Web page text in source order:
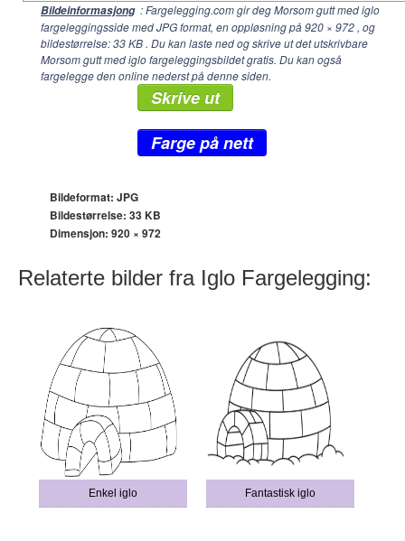
Bildeinformasjong : Fargelegging.com gir deg Morsom gutt med iglo
fargeleggingsside med JPG format, en oppløsning på920 × 972 , og
bildestørrelse: 33 KB . Du kan laste ned og skrive ut det utskrivbare
Morsom gutt med iglo fargeleggingsbildet gratis. Du kan også
fargelegge den online nederst på denne siden.
Skrive ut
Farge på nett
Bildeformat: JPG
Bildestørrelse: 33 KB
Dimensjon: 920 × 972
Relaterte bilder fra Iglo Fargelegging:
Enkel iglo Fantastisk iglo